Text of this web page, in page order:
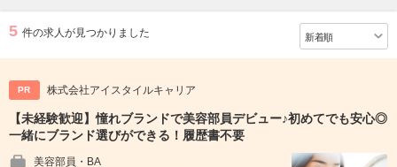
5 件の求人が見つかりました
PR 株式会社アイスタイルキャリア
【未経験歓迎】憧れブランドで美容部員デビュー♪初めてでも安心◎
一緒にブランド選びができる！履歴書不要
美容部員・BA